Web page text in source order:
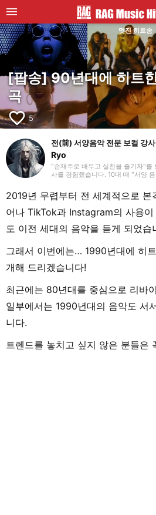
멋진 히트송
[팝송] 90년대에 히트
곡
favorite_border 5
전(前) 서양음악 전문 보컬 강사
Ryo
"손재주로 배우고 실천을 즐기자"를
사를 경험했습니다. 10대 때 "서양
개인으로 곡 소개 블로그를 운영 중
볼레로, 칸초네, R&B 등의 장르를
찾아, 매일 글을 업데이트해 나가겠
2019년 무렵부터 전 세계적으로 본
어나 TikTok과 Instagram의 사용
도 이전 세대의 음악을 듣게 되었습
그래서 이번에는… 1990년대에 히
개해 드리겠습니다!
최근에는 80년대를 중심으로 리바
일부에서는 1990년대의 음악도 서
니다.
트렌드를 놓치고 싶지 않은 분들은